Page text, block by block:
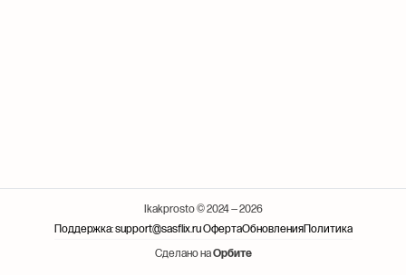
Ikakprosto © 2024 — 2026
Поддержка: support@sasflix.ruОфертаОбновленияПолитика
Сделано наОрбите